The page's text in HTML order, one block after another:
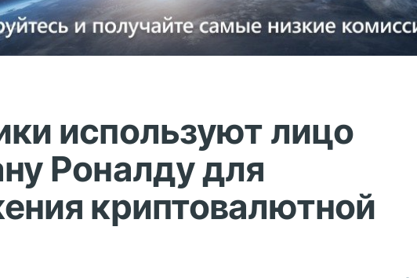
используют лицо
Роналду для
криптовалютной